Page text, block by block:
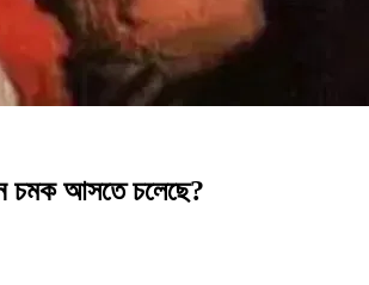
চমক আসতে চলেছে?